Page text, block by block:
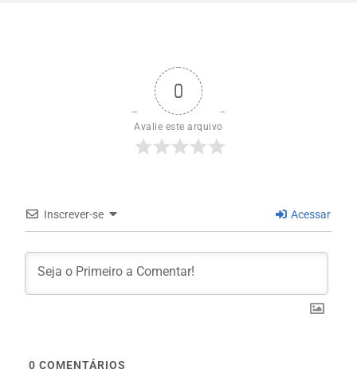
0
Avalie este arquivo
Inscrever-se Acessar
0 COMENTÁRIOS